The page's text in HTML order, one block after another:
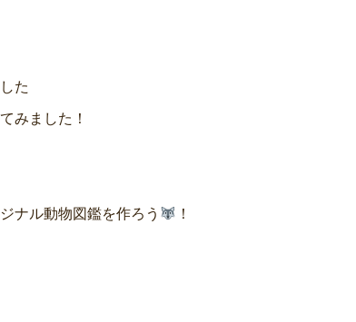
た
みました！
ナル動物図鑑を作ろう ！